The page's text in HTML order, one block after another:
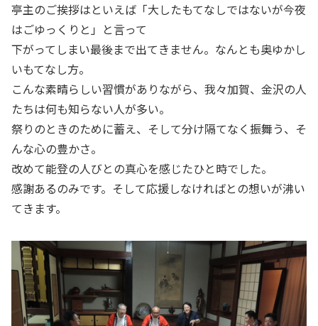
亭主のご挨拶はといえば「大したもてなしではないが今夜
はごゆっくりと」と言って
下がってしまい最後まで出てきません。なんとも奥ゆかし
いもてなし方。
こんな素晴らしい習慣がありながら、我々加賀、金沢の人
たちは何も知らない人が多い。
祭りのときのために蓄え、そして分け隔てなく振舞う、そ
んな心の豊かさ。
改めて能登の人びとの真心を感じたひと時でした。
感謝あるのみです。そして応援しなければとの想いが沸い
てきます。